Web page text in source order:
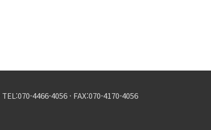
TEL:070-4466-4056 · FAX:070-4170-4056